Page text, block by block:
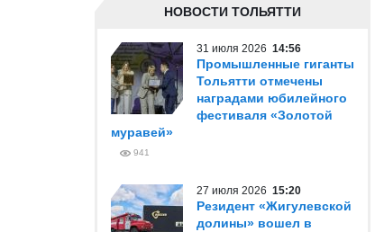
НОВОСТИ ТОЛЬЯТТИ
31 июля 2026 14:56
Промышленные гиганты
Тольятти отмечены
наградами юбилейного
фестиваля «Золотой
муравей»
941
27 июля 2026 15:20
Резидент «Жигулевской
долины» вошел в